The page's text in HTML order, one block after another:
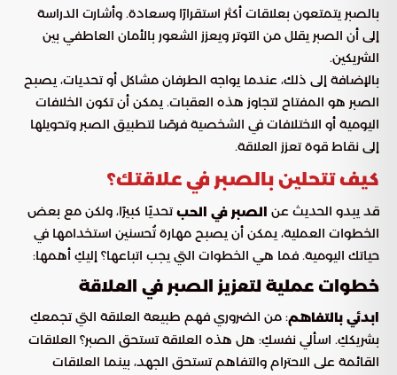
بالصبر يتمتعون بعلاقات أكثر استقرارًا وسعادة. وأشارت الدراسة
إلى أن الصبر يقلل من التوتر ويعزز الشعور بالأمان العاطفي بين
الشريكين.
بالإضافة إلى ذلك، عندما يواجه الطرفان مشاكل أو تحديات، يصبح
الصبر هو المفتاح لتجاوز هذه العقبات. يمكن أن تكون الخلافات
اليومية أو الاختلافات في الشخصية فرصًا لتطبيق الصبر وتحويلها
إلى نقاط قوة تعزز العلاقة.
كيف تتحلين بالصبر في علاقتك؟
قد يبدو الحديث عن الصبر في الحبتحديًا كبيرًا، ولكن مع بعض
الخطوات العملية، يمكن أن يصبح مهارة تُحسنين استخدامها في
حياتك اليومية. فما هي الخطوات التي يجب اتباعها؟ إليكِ أهمها:
خطوات عملية لتعزيز الصبر في العلاقة
ابدئي بالتفاهم: من الضروري فهم طبيعة العلاقة التي تجمعكِ
بشريككِ. اسألي نفسكِ: هل هذه العلاقة تستحق الصبر؟ العلاقات
القائمة على الاحترام والتفاهم تستحق الجهد، بينما العلاقات